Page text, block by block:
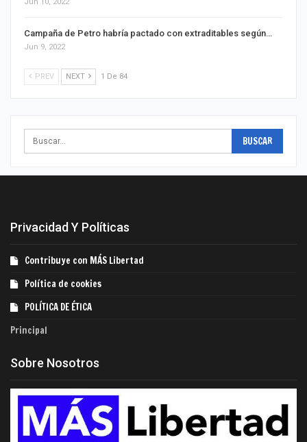
Jun 10, 2022
Campaña de Petro habría pactado con extraditables según…
Jun 9, 2022
PREV NEXT 1 De 84
Privacidad Y Políticas
Contribuye con MÁS Libertad
Política de cookies
POLÍTICA DE ÉTICA
Principal
Sobre Nosotros